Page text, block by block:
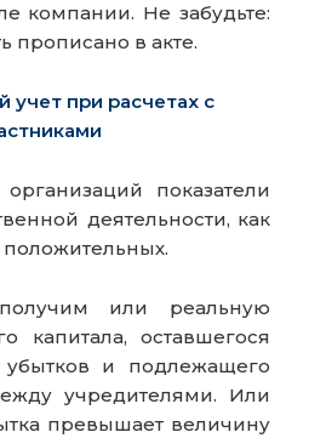
компании. Не забудьте:
прописано в акте.
учет при расчетах с
показатели
деятельности, как
положительных.
или реальную
капитала, оставшегося
и подлежащего
учредителями. Или
превышает величину